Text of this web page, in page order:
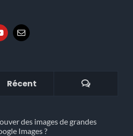
Récent
des images de grandes
Images ?